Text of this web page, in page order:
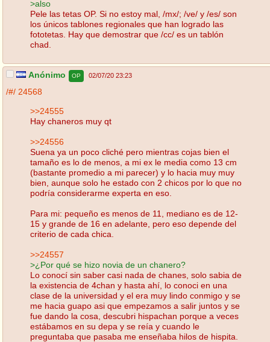
>also
Pele las tetas OP. Si no estoy mal, /mx/; /ve/ y /es/ son
los únicos tablones regionales que han logrado las
fototetas. Hay que demostrar que /cc/ es un tablón
chad.
Anónimo OP 02/07/20 23:23
/#/ 24568
>>24555
Hay chaneros muy qt
>>24556
Suena ya un poco cliché pero mientras cojas bien el
tamaño es lo de menos, a mi ex le media como 13 cm
(bastante promedio a mi parecer) y lo hacia muy muy
bien, aunque solo he estado con 2 chicos por lo que no
podría considerarme experta en eso.
Para mi: pequeño es menos de 11, mediano es de 12-
15 y grande de 16 en adelante, pero eso depende del
criterio de cada chica.
>>24557
>¿Por qué se hizo novia de un chanero?
Lo conocí sin saber casi nada de chanes, solo sabia de
la existencia de 4chan y hasta ahí, lo conoci en una
clase de la universidad y el era muy lindo conmigo y se
me hacia guapo asi que empezamos a salir juntos y se
fue dando la cosa, descubri hispachan porque a veces
estábamos en su depa y se reía y cuando le
preguntaba que pasaba me enseñaba hilos de hispita.